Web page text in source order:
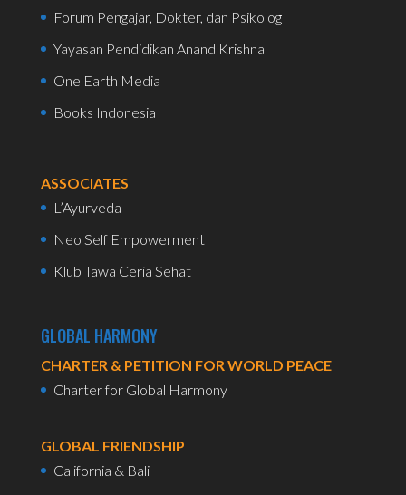
Forum Pengajar, Dokter, dan Psikolog
Yayasan Pendidikan Anand Krishna
One Earth Media
Books Indonesia
ASSOCIATES
L’Ayurveda
Neo Self Empowerment
Klub Tawa Ceria Sehat
GLOBAL HARMONY
CHARTER & PETITION FOR WORLD PEACE
Charter for Global Harmony
GLOBAL FRIENDSHIP
California & Bali